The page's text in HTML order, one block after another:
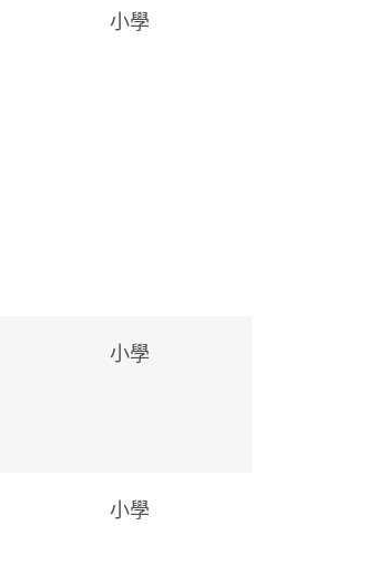
小學
小學
小學